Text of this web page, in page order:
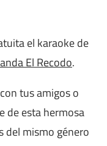
el karaoke de
El Recodo.
tus amigos o
de esta hermosa
del mismo género